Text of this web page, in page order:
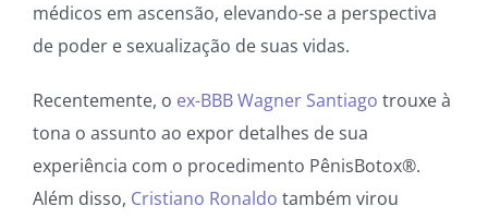
médicos em ascensão, elevando-se a perspectiva
de poder e sexualização de suas vidas.
Recentemente, o ex-BBB Wagner Santiago trouxe à
tona o assunto ao expor detalhes de sua
experiência com o procedimento PênisBotox®.
Além disso, Cristiano Ronaldo também virou